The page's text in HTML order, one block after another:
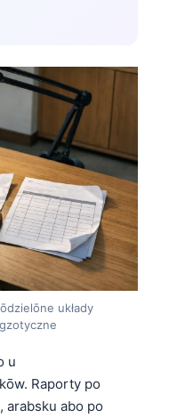
układy
u
Raporty po
arabsku abo po